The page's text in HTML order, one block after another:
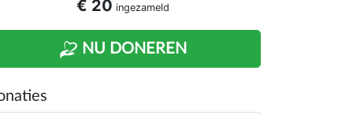
€ 20 ingezameld
NU DONEREN